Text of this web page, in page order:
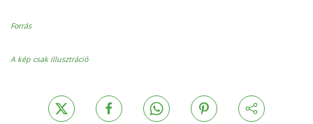
Forrás
A kép csak illusztráció